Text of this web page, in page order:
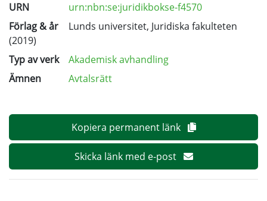
URN
urn:nbn:se:juridikbokse-f4570
Förlag & år
Lunds universitet, Juridiska fakulteten
(2019)
Typ av verk
Akademisk avhandling
Ämnen
Avtalsrätt
Kopiera permanent länk
Skicka länk med e-post